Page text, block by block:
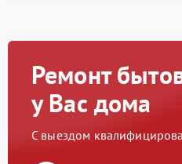
Ремонт
у Вас дома
С выездом